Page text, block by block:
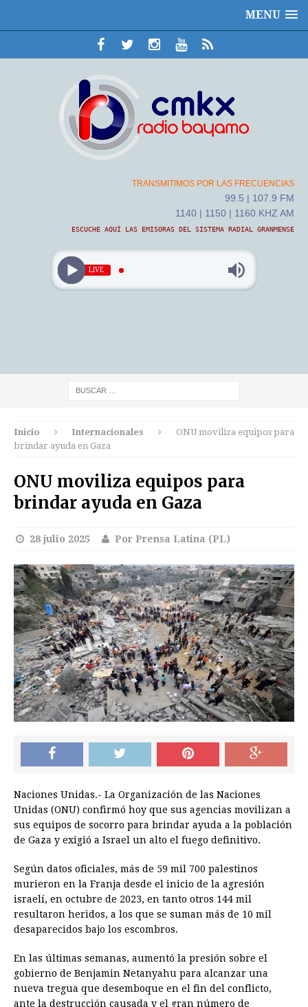
MENU
TRANSMITIMOS POR LAS FRECUENCIAS
99.5 | 107.9 FM
1140 | 1150 | 1160 KHZ AM
ESCUCHE AQUÍ LAS EMISORAS DEL SISTEMA RADIAL GRANMENSE
LIVE
Inicio Internacionales
ONU moviliza equipos para
brindar ayuda en Gaza
ONU moviliza equipos para
brindar ayuda en Gaza
28 julio 2025 Por Prensa Latina (PL)
Naciones Unidas.- La Organización de las Naciones
Unidas (ONU) confirmó hoy que sus agencias movilizan a
sus equipos de socorro para brindar ayuda a la población
de Gaza y exigió a Israel un alto el fuego definitivo.
Según datos oficiales, más de 59 mil 700 palestinos
murieron en la Franja desde el inicio de la agresión
israelí, en octubre de 2023, en tanto otros 144 mil
resultaron heridos, a los que se suman más de 10 mil
desaparecidos bajo los escombros.
En las últimas semanas, aumentó la presión sobre el
gobierno de Benjamin Netanyahu para alcanzar una
nueva tregua que desemboque en el fin del conflicto,
ante la destrucción causada y el gran número de